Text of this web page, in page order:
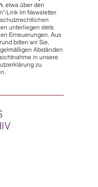
, etwa über den
Link im Newsletter.
unterliegen stets
Erneuerungen. Aus
bitten wir Sie,
Abständen
in unsere
zu